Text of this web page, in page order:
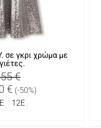
σε γκρι χρώμα με
€
€ (-50%)
12Ε